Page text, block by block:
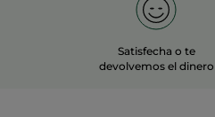
Satisfecha o te
devolvemos el dinero